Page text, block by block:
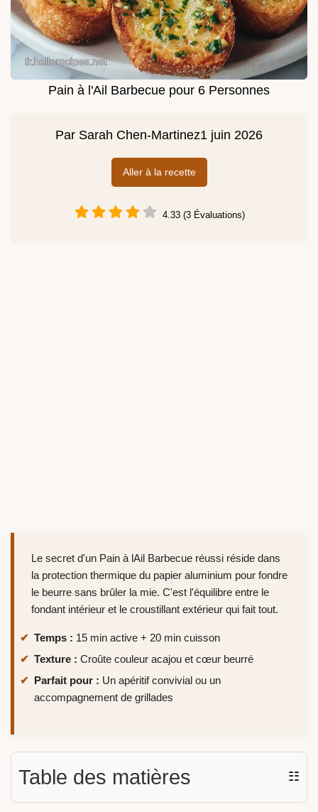
Pain à l'Ail Barbecue pour 6 Personnes
Par Sarah Chen-Martinez1 juin 2026
Aller à la recette
4.33 (3 Évaluations)
Le secret d'un Pain à lAil Barbecue réussi réside dans
la protection thermique du papier aluminium pour fondre
le beurre sans brûler la mie. C'est l'équilibre entre le
fondant intérieur et le croustillant extérieur qui fait tout.
Temps : 15 min active + 20 min cuisson
Texture : Croûte couleur acajou et cœur beurré
Parfait pour : Un apéritif convivial ou un
accompagnement de grillades
Table des matières ☷